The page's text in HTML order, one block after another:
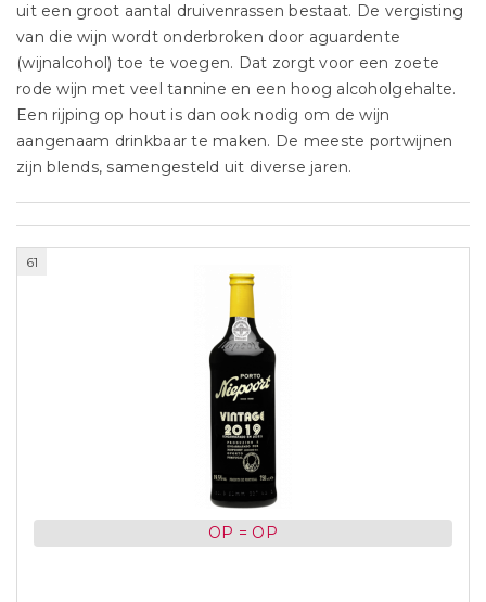
uit een groot aantal druivenrassen bestaat. De vergisting
van die wijn wordt onderbroken door aguardente
(wijnalcohol) toe te voegen. Dat zorgt voor een zoete
rode wijn met veel tannine en een hoog alcoholgehalte.
Een rijping op hout is dan ook nodig om de wijn
aangenaam drinkbaar te maken. De meeste portwijnen
zijn blends, samengesteld uit diverse jaren.
61
OP = OP